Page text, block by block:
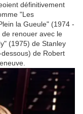
définitivement
"Les
la Gueule" (1974 -
renouer avec le
(1975) de Stanley
de Robert